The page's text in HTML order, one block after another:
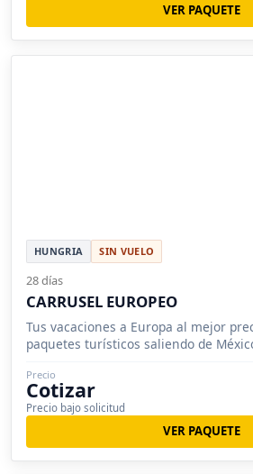
VER PAQUETE
HUNGRIA SIN VUELO
28 días
CARRUSEL EUROPEO
Tus vacaciones a Europa al mejor
paquetes turísticos saliendo de
Precio
Cotizar
Precio bajo solicitud
VER PAQUETE